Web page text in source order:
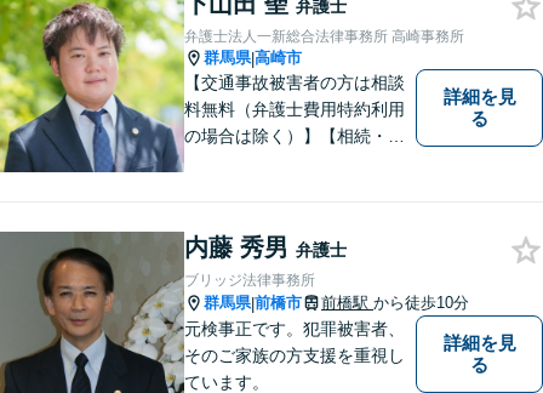
い。
弁護士
弁護士法人一新総合法律事務所 高崎事務所
群馬県|高崎市
【交通事故被害者の方は相談
料無料（弁護士費用特約利用
の場合は除く）】【相続・債
で連携し、問題解決に向けて
取り組みます。おひとりで悩
まずに、お気軽にお問い合わ
せください。
詳細を見
る
内藤 秀男 弁護士
ブリッジ法律事務所
群馬県|前橋市 前橋駅 から徒歩10分
元検事正です。犯罪被害者、
そのご家族の方支援を重視し
ています。
詳細を見
る